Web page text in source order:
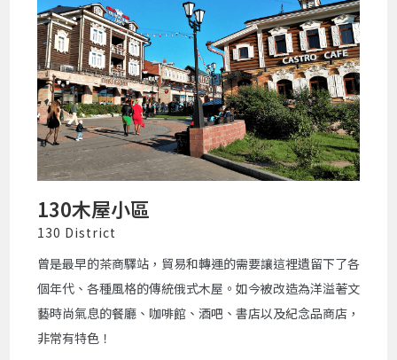
130木屋小區
130 District
曾是最早的茶商驛站，貿易和轉運的需要讓這裡遺留下了各
個年代、各種風格的傳統俄式木屋。如今被改造為洋溢著文
藝時尚氣息的餐廳、咖啡館、酒吧、書店以及紀念品商店，
非常有特色！